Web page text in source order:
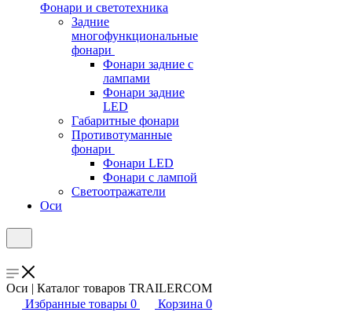
Фонари и светотехника
Задние
многофункциональные
фонари
Фонари задние с
лампами
Фонари задние
LED
Габаритные фонари
Противотуманные
фонари
Фонари LED
Фонари с лампой
Светоотражатели
Оси
Оси | Каталог товаров TRAILERCOM
Избранные товары 0 Корзина 0